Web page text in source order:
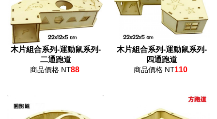
木片組合系列-運動鼠系列-
二通跑道
商品價格 NT88
木片組合系列-運動鼠系列-
四通跑道
商品價格 NT110